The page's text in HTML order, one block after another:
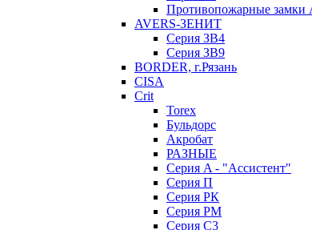
Противопожарные замки
AVERS-ЗЕНИТ
Серия ЗВ4
Серия ЗВ9
BORDER, г.Рязань
CISA
Crit
Torex
Бульдорс
Акробат
РАЗНЫЕ
Серия A - "Ассистент"
Серия П
Серия РК
Серия РМ
Серия С3